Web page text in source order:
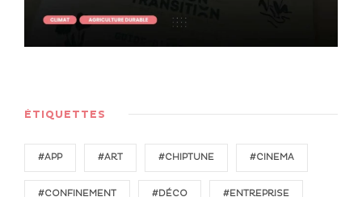
ÉTIQUETTES
#APP #ART #CHIPTUNE #CINEMA
#CONFINEMENT #DÉCO #ENTREPRISE